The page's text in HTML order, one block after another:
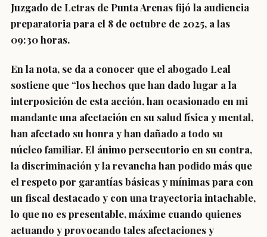
Juzgado de Letras de Punta Arenas fijó la audiencia
preparatoria para el 8 de octubre de 2025, a las
09:30 horas.
En la nota, se da a conocer que el abogado Leal
sostiene que “los hechos que han dado lugar a la
interposición de esta acción, han ocasionado en mi
mandante una afectación en su salud física y mental,
han afectado su honra y han dañado a todo su
núcleo familiar. El ánimo persecutorio en su contra,
la discriminación y la revancha han podido más que
el respeto por garantías básicas y mínimas para con
un fiscal destacado y con una trayectoria intachable,
lo que no es presentable, máxime cuando quienes
actuando y provocando tales afectaciones y